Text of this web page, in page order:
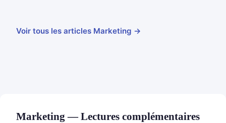
Voir tous les articles Marketing →
Marketing — Lectures complémentaires